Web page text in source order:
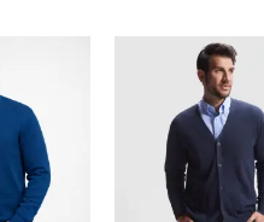
15,56 €
22,23 €
da